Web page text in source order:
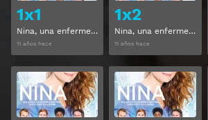
1x1
Nina, una enfermera diferente Temporada 1 Capitulo 1
11 años hace
1x2
Nina, una enfermera diferente Temporada 1 Capitulo 2
11 años hace
Ver